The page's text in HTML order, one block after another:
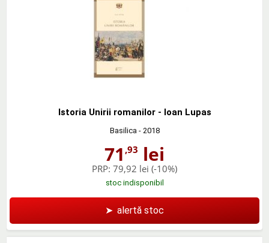
Istoria Unirii romanilor - Ioan Lupas
Basilica - 2018
71 ,93 lei
PRP: 79,92 lei (-10%)
stoc indisponibil
➤ alertă stoc